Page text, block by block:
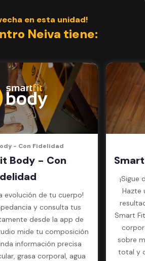
en esta unidad!
Neiva tiene:
- Con Fidelidad
Body - Con
evolución de tu cuerpo!
y consulta tus
desde la app de
mide tu composición
información precisa
grasa corporal, agua
¡Sigue
Hazte
Smart
sobre
total y